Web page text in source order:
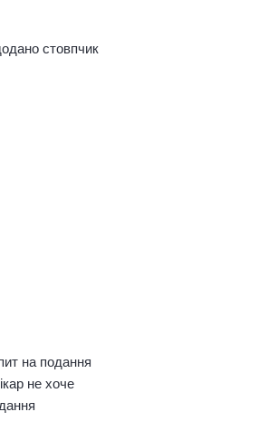
стовпчик
на подання
не хоче